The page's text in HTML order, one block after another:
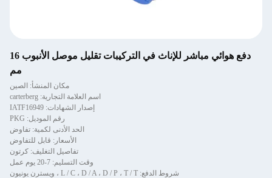
دفع هوائي مباشر للإناث في التركيبات تقليل موصل الأنبوب 16
مم
مكان المنشأ: الصين
اسم العلامة التجارية: carterberg
إصدار الشهادات: IATF16949
رقم الموديل: PKG
الحد الأدنى لكمية: تفاوض
الأسعار: قابل للتفاوض
تفاصيل التغليف: كرتون
وقت التسليم: 7-20 يوم عمل
شروط الدفع: L / C ، D / A ، D / P ، T / T ، ويسترن يونيون